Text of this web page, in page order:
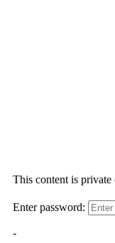
Playa
de